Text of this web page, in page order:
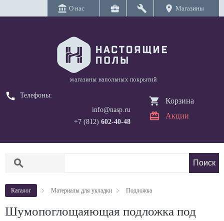
account_balance О нас business_center build location_on Магазины
магазины напольных покрытий
call
Телефоны:
info@nasp.ru
+7 (812) 602-40-48
Корзина
Акции
search
Каталог Материалы для укладки Подложка
Шумопоглощаяющая подложка под